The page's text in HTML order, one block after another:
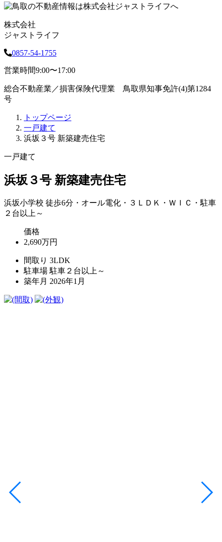
株式会社
ジャストライフ
0857-54-1755
営業時間9:00〜17:00
総合不動産業／損害保険代理業 鳥取県知事免許(4)第1284
号
トップページ
一戸建て
浜坂３号 新築建売住宅
一戸建て
浜坂３号 新築建売住宅
浜坂小学校 徒歩6分・オール電化・３ＬＤＫ・ＷＩＣ・駐車
２台以上～
価格
2,690万円
間取り 3LDK
駐車場 駐車２台以上～
築年月 2026年1月